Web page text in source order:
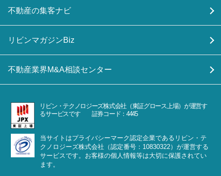
不動産の集客ナビ
リビンマガジンBiz
不動産業界M&A相談センター
リビン・テクノロジーズ株式会社（東証グロース上場）が運営す
るサービスです 証券コード：4445
当サイトはプライバシーマーク認定企業であるリビン・テ
クノロジーズ株式会社（認定番号：10830322）が運営する
サービスです。お客様の個人情報等は大切に保護されてい
ます。